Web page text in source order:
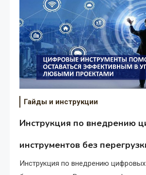
Гайды и инструкции
Инструкция по внедрению
инструментов без
Инструкция по внедрению цифровых